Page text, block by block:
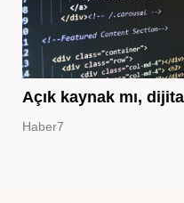
Açık kaynak mı,
Haber7